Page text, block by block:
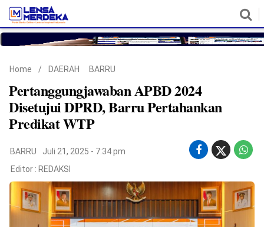
©
Copyright
Home / DAERAH BARRU
Pertanggungjawaban APBD 2024
Disetujui DPRD, Barru Pertahankan
Predikat WTP
BARRU
Juli 21, 2025 - 7:34 pm
Editor : REDAKSI